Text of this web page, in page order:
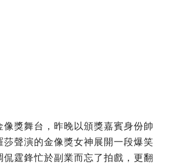
像獎舞台，昨晚以頒獎嘉賓身份帥
莎聲演的金像獎女神展開一段爆笑
侃霆鋒忙於副業而忘了拍戲，更翻